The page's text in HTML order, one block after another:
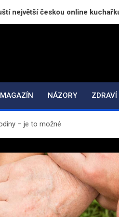
online kuchařku
MAGAZÍN NÁZORY ZDRAVÍ
– je to možné